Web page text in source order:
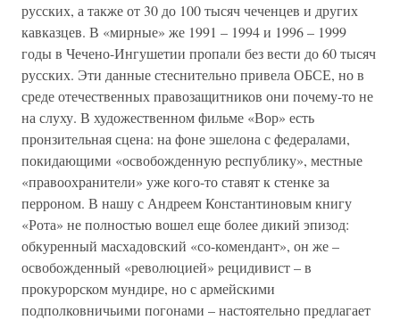
русских, а также от 30 до 100 тысяч чеченцев и других
кавказцев. В «мирные» же 1991 – 1994 и 1996 – 1999
годы в Чечено-Ингушетии пропали без вести до 60 тысяч
русских. Эти данные стеснительно привела ОБСЕ, но в
среде отечественных правозащитников они почему-то не
на слуху. В художественном фильме «Вор» есть
пронзительная сцена: на фоне эшелона с федералами,
покидающими «освобожденную республику», местные
«правоохранители» уже кого-то ставят к стенке за
перроном. В нашу с Андреем Константиновым книгу
«Рота» не полностью вошел еще более дикий эпизод:
обкуренный масхадовский «со-комендант», он же –
освобожденный «революцией» рецидивист – в
прокурорском мундире, но с армейскими
подполковничьими погонами – настоятельно предлагает